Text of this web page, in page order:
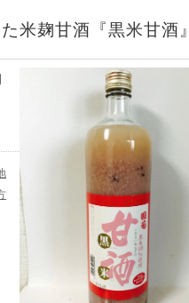
米麹甘酒『黒米甘酒』